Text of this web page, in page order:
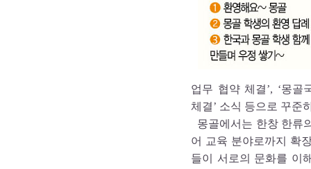
업무 협약 체결’, ‘몽골
체결’ 소식 등으로 꾸준
몽골에서는 한창 한류
어 교육 분야로까지 확
들이 서로의 문화를 이